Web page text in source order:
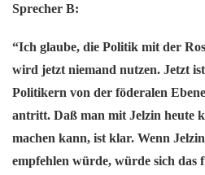
Sprecher B:
“Ich glaube, die Politik mit der
wird jetzt niemand nutzen. Jetzt
Politikern von der föderalen
antritt. Daß man mit Jelzin heute
machen kann, ist klar. Wenn
empfehlen würde, würde sich das